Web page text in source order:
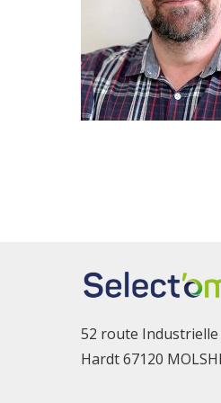
52 route Industrielle
Hardt 67120